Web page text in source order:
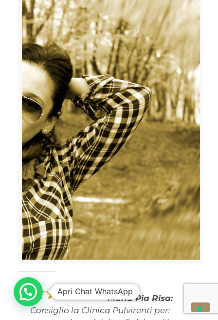
Maria Pia Risa:
Consiglio la Clinica Pulvirenti per:
Apri Chat WhatsApp